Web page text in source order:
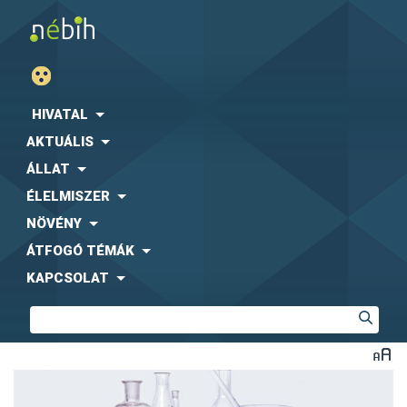
HIVATAL
AKTUÁLIS
ÁLLAT
ÉLELMISZER
NÖVÉNY
ÁTFOGÓ TÉMÁK
KAPCSOLAT